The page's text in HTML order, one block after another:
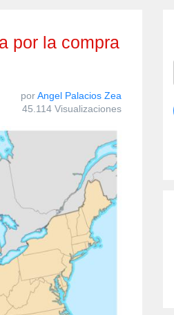
porAngel Palacios Zea
45.114 Visualizaciones